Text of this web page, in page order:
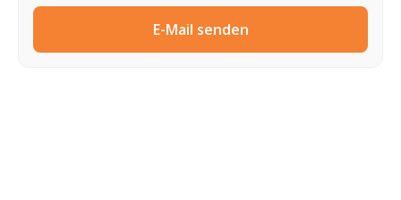
E-Mail senden